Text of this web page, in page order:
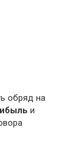
обряд на
и